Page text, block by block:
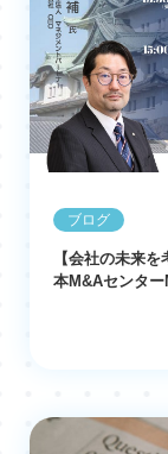
ブログ
【会社の未来
本M&Aセンター